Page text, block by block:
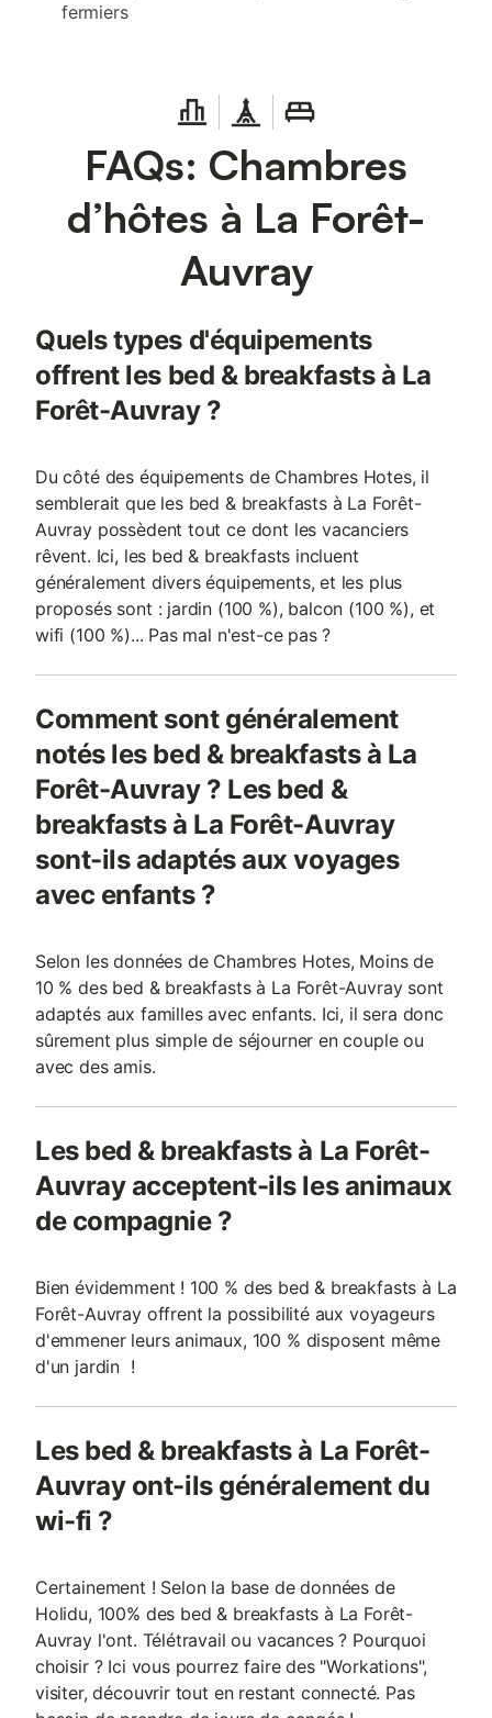
fermiers
FAQs: Chambres
d’hôtes à La Forêt-
Auvray
Quels types d'équipements
offrent les bed & breakfasts à La
Forêt-Auvray ?
Du côté des équipements de Chambres Hotes, il
semblerait que les bed & breakfasts à La Forêt-
Auvray possèdent tout ce dont les vacanciers
rêvent. Ici, les bed & breakfasts incluent
généralement divers équipements, et les plus
proposés sont : jardin (100 %), balcon (100 %), et
wifi (100 %)... Pas mal n'est-ce pas ?
Comment sont généralement
notés les bed & breakfasts à La
Forêt-Auvray ? Les bed &
breakfasts à La Forêt-Auvray
sont-ils adaptés aux voyages
avec enfants ?
Selon les données de Chambres Hotes, Moins de
10 % des bed & breakfasts à La Forêt-Auvray sont
adaptés aux familles avec enfants. Ici, il sera donc
sûrement plus simple de séjourner en couple ou
avec des amis.
Les bed & breakfasts à La Forêt-
Auvray acceptent-ils les animaux
de compagnie ?
Bien évidemment ! 100 % des bed & breakfasts à La
Forêt-Auvray offrent la possibilité aux voyageurs
d'emmener leurs animaux, 100 % disposent même
d'un jardin !
Les bed & breakfasts à La Forêt-
Auvray ont-ils généralement du
wi-fi ?
Certainement ! Selon la base de données de
Holidu, 100% des bed & breakfasts à La Forêt-
Auvray l'ont. Télétravail ou vacances ? Pourquoi
choisir ? Ici vous pourrez faire des "Workations",
visiter, découvrir tout en restant connecté. Pas